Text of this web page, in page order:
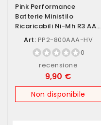
Pink Performance
Batterie Ministilo
Ricaricabili Ni-Mh R3 AAA
800mAh Mini-Z...
Art: PP2-800AAA-HV
0
recensione
9,90 €
Non disponibile